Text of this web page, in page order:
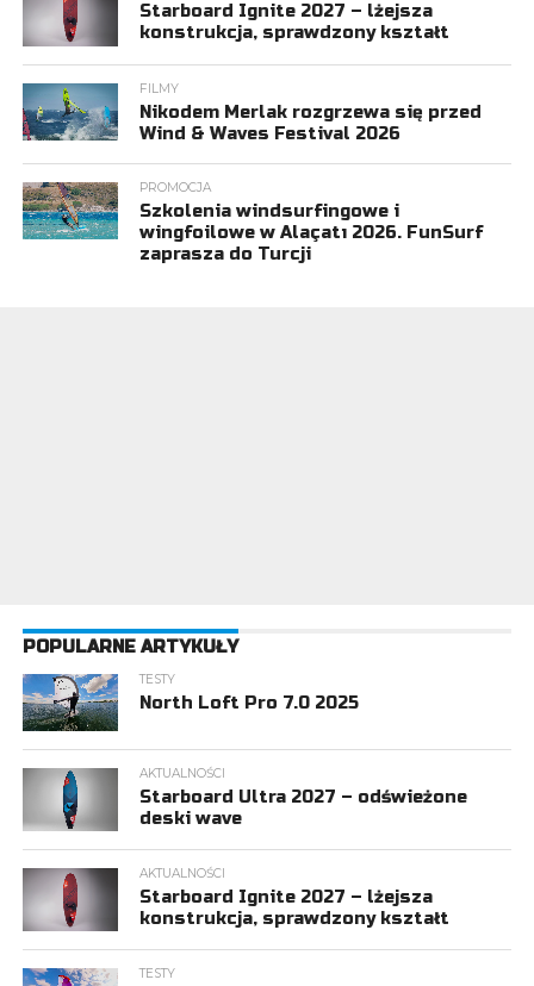
Starboard Ignite 2027 – lżejsza
konstrukcja, sprawdzony kształt
FILMY
Nikodem Merlak rozgrzewa się przed
Wind & Waves Festival 2026
PROMOCJA
Szkolenia windsurfingowe i
wingfoilowe w Alaçatı 2026. FunSurf
zaprasza do Turcji
POPULARNE ARTYKUŁY
TESTY
North Loft Pro 7.0 2025
AKTUALNOŚCI
Starboard Ultra 2027 – odświeżone
deski wave
AKTUALNOŚCI
Starboard Ignite 2027 – lżejsza
konstrukcja, sprawdzony kształt
TESTY